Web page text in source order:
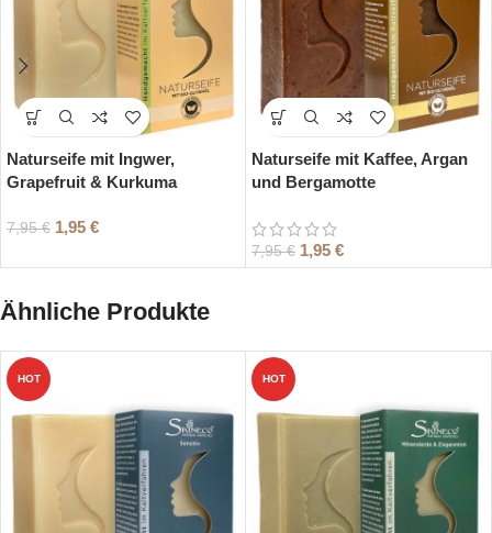
Naturseife mit Ingwer,
Grapefruit & Kurkuma
7,95€ 1,95 €
Naturseife mit Kaffee, Argan
und Bergamotte
7,95€ 1,95 €
Ähnliche Produkte
HOT HOT